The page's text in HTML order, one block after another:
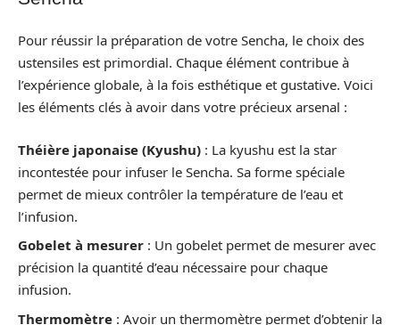
Pour réussir la préparation de votre Sencha, le choix des
ustensiles est primordial. Chaque élément contribue à
l’expérience globale, à la fois esthétique et gustative. Voici
les éléments clés à avoir dans votre précieux arsenal :
Théière japonaise (Kyushu) : La kyushu est la star
incontestée pour infuser le Sencha. Sa forme spéciale
permet de mieux contrôler la température de l’eau et
l’infusion.
Gobelet à mesurer : Un gobelet permet de mesurer avec
précision la quantité d’eau nécessaire pour chaque
infusion.
Thermomètre : Avoir un thermomètre permet d’obtenir la